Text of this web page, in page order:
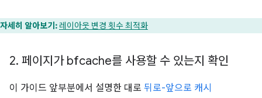
자세히 알아보기: 레이아웃 변경 횟수 최적화
2. 페이지가 bfcache를 사용할 수 있는지 확인
이 가이드 앞부분에서 설명한 대로 뒤로-앞으로 캐시